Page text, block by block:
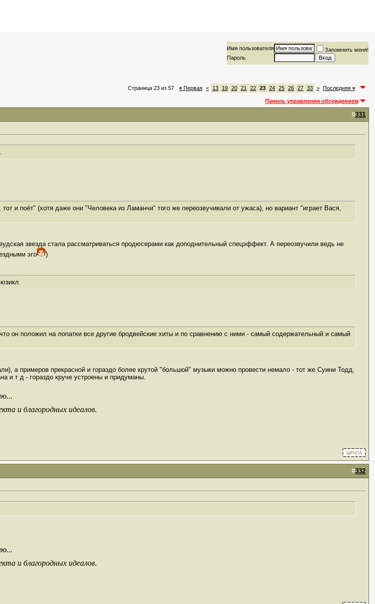
Имя пользователя
Запомнить меня!
Пароль
Страница 23 из 57 « Первая < 13 19 20 21 22 23 24 25 26 27 33 > Последняя »
Панель управления обсуждением
#331
и поёт" (хотя даже они "Человека из Ламанчи" того же переозвучивали от ужаса), но вариант "играет Вася,
звезда стала рассматриваться продюсерами как доподнительный спецэффект. А переозвучили ведь не
эго
)
он положил на лопатки все другие бродвейские хиты и по сравнению с ними - самый содержательный и самый
а примеров прекрасной и гораздо более крутой "большой" музыки можно провести немало - тот же Суини Тодд,
и т д - гораздо круче устроены и придуманы.
и благородных идеалов.
#332
и благородных идеалов.